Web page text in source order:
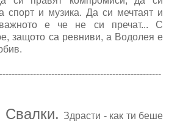
спорт и музика. Да си мечтаят и
е че не си пречат... С
защото са ревниви, а Водолея е
Здрасти - как ти беше